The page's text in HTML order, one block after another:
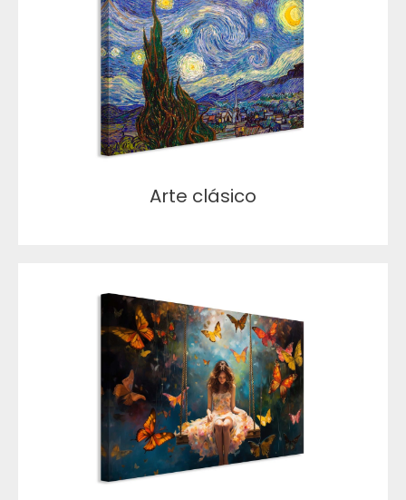
Arte clásico